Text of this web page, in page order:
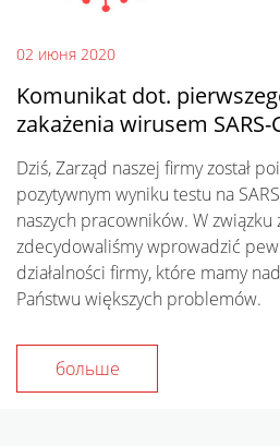
02 июня 2020
Komunikat dot.
zakażenia wirusem SARS-
Dziś, Zarząd naszej firmy został
pozytywnym wyniku testu na
naszych pracowników. W związku
zdecydowaliśmy wprowadzić
działalności firmy, które mamy
Państwu większych problemów.
больше